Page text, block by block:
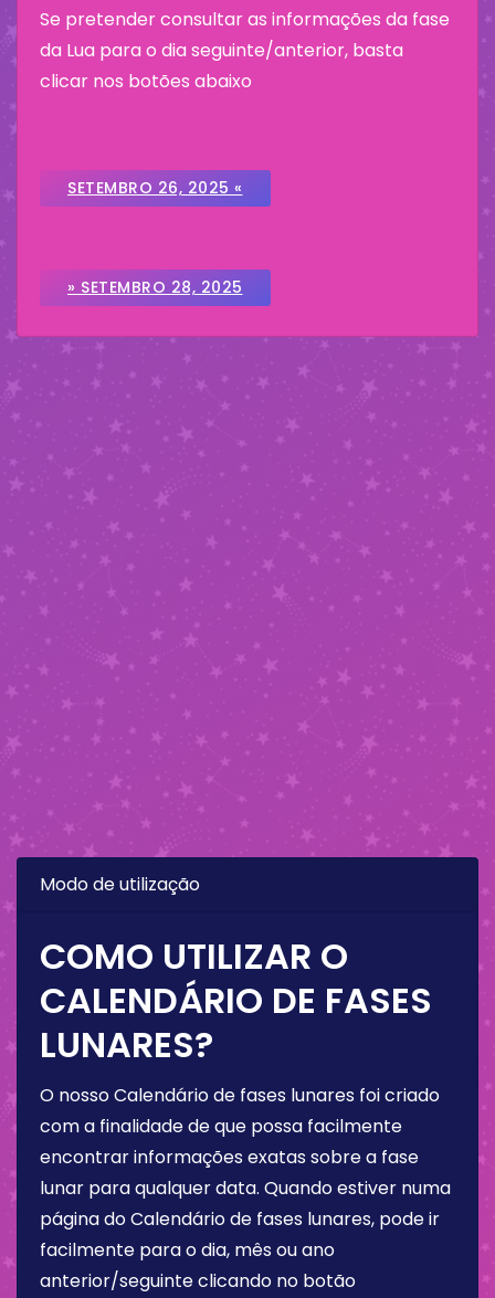
Se pretender consultar as informações da fase
da Lua para o dia seguinte/anterior, basta
clicar nos botões abaixo
SETEMBRO 26, 2025 «
» SETEMBRO 28, 2025
Modo de utilização
COMO UTILIZAR O
CALENDÁRIO DE FASES
LUNARES?
O nosso Calendário de fases lunares foi criado
com a finalidade de que possa facilmente
encontrar informações exatas sobre a fase
lunar para qualquer data. Quando estiver numa
página do Calendário de fases lunares, pode ir
facilmente para o dia, mês ou ano
anterior/seguinte clicando no botão